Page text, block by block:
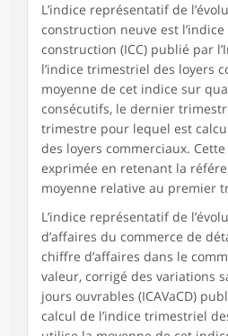
L’indice représentatif de
construction neuve est
construction (ICC) publié par
l’indice trimestriel des loyers
moyenne de cet indice sur
consécutifs, le dernier
trimestre pour lequel est
des loyers commerciaux.
exprimée en retenant la
moyenne relative au premier
L’indice représentatif de
d’affaires du commerce de
chiffre d’affaires dans le
valeur, corrigé des variations
jours ouvrables (ICAVaCD)
calcul de l’indice trimestriel